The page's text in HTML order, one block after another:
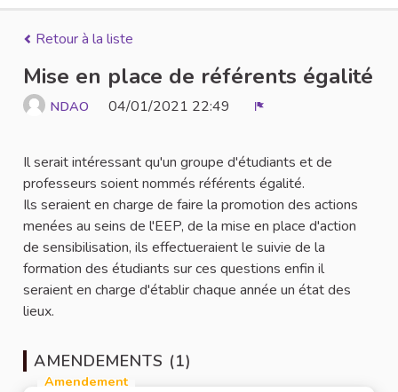
Retour à la liste
Mise en place de référents égalité
NDAO 04/01/2021 22:49
Il serait intéressant qu'un groupe d'étudiants et de
professeurs soient nommés référents égalité.
Ils seraient en charge de faire la promotion des actions
menées au seins de l'EEP, de la mise en place d'action
de sensibilisation, ils effectueraient le suivie de la
formation des étudiants sur ces questions enfin il
seraient en charge d'établir chaque année un état des
lieux.
AMENDEMENTS (1)
Amendement